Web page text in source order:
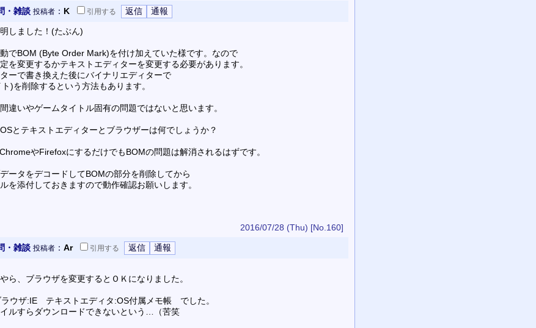
・雑談 投稿者 ： K 引用する
しました！(たぶん)
でBOM (Byte Order Mark)を付け加えていた様です。なので
を変更するかテキストエディターを変更する必要があります。
ーで書き換えた後にバイナリエディターで
)を削除するという方法もあります。
違いやゲームタイトル固有の問題ではないと思います。
とテキストエディターとブラウザーは何でしょうか？
やFirefoxにするだけでもBOMの問題は解消されるはずです。
ータをデコードしてBOMの部分を削除してから
を添付しておきますので動作確認お願いします。
2016/07/28 (Thu) [No.160]
・雑談 投稿者 ： Ar 引用する
ら、ブラウザを変更するとＯＫになりました。
ラウザ:IE テキストエディタ:OS付属メモ帳 でした。
ルすらダウンロードできないという…（苦笑